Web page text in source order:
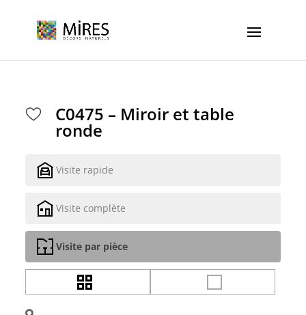
C0475 – Miroir et table
ronde
Visite rapide
Visite complète
Visite par pièce